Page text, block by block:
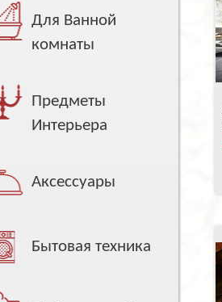
Для Ванной
комнаты
Предметы
Интерьера
Аксессуары
Бытовая техника